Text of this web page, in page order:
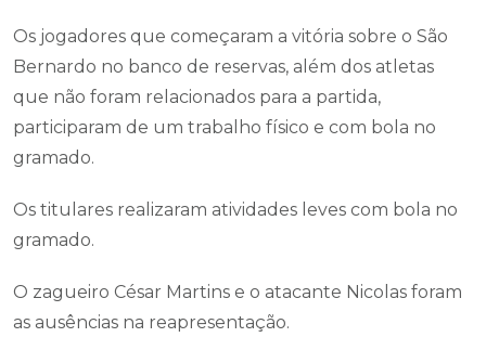
Os jogadores que começaram a vitória sobre o São
Bernardo no banco de reservas, além dos atletas
que não foram relacionados para a partida,
participaram de um trabalho físico e com bola no
gramado.
Os titulares realizaram atividades leves com bola no
gramado.
O zagueiro César Martins e o atacante Nicolas foram
as ausências na reapresentação.